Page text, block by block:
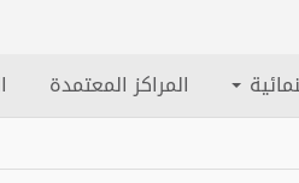
المراكز المعتمدة